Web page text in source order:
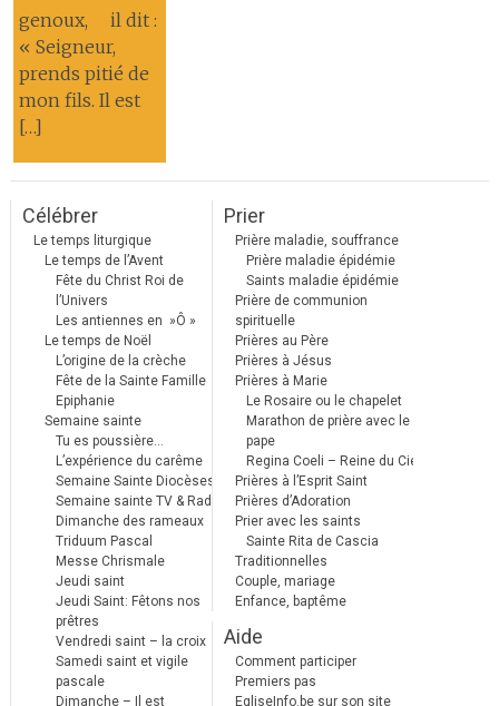
genoux, il dit :
« Seigneur,
prends pitié de
mon fils. Il est
[…]
Célébrer
Le temps liturgique
Le temps de l’Avent
Fête du Christ Roi de
l’Univers
Les antiennes en »Ô »
Le temps de Noël
L’origine de la crèche
Fête de la Sainte Famille
Epiphanie
Semaine sainte
Tu es poussière…
L’expérience du carême
Semaine Sainte Diocèses
Semaine sainte TV & Radio
Dimanche des rameaux
Triduum Pascal
Messe Chrismale
Jeudi saint
Jeudi Saint: Fêtons nos
prêtres
Vendredi saint – la croix
Samedi saint et vigile
pascale
Dimanche – Il est
Prier
Prière maladie, souffrance
Prière maladie épidémie
Saints maladie épidémie
Prière de communion
spirituelle
Prières au Père
Prières à Jésus
Prières à Marie
Le Rosaire ou le chapelet
Marathon de prière avec le
pape
Regina Coeli – Reine du Ciel
Prières à l’Esprit Saint
Prières d’Adoration
Prier avec les saints
Sainte Rita de Cascia
Traditionnelles
Couple, mariage
Enfance, baptême
Aide
Comment participer
Premiers pas
EgliseInfo.be sur son site